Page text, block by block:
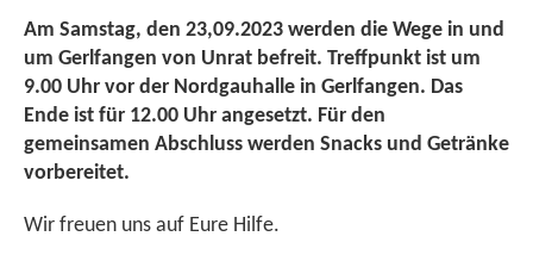
Am Samstag, den 23,09.2023 werden die Wege in und
um Gerlfangen von Unrat befreit. Treffpunkt ist um
9.00 Uhr vor der Nordgauhalle in Gerlfangen. Das
Ende ist für 12.00 Uhr angesetzt. Für den
gemeinsamen Abschluss werden Snacks und Getränke
vorbereitet.
Wir freuen uns auf Eure Hilfe.